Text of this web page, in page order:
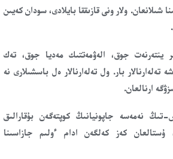
شىلانعان. ولار ونى قازىققا بايلادى، سودان كەيىن
ينتەرنەت جوق، الەۋمەتتىك مەديا جوق، تەك
تەلەارنالار بار. ول تەلەارنالار ەل باسشىلارى نە
ارنالعان.
تىڭ نەمەسە جاپونيانىڭ كوپتەگەن بۇقارالىق
ۇستالعان كەز كەلگەن ادام ءولىم جازاسىنا